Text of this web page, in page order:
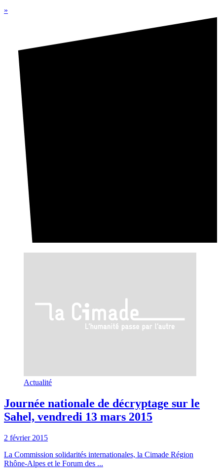
»
Actualité
Journée nationale de décryptage sur le
Sahel, vendredi 13 mars 2015
2 février 2015
La Commission solidarités internationales, la Cimade Région
Rhône-Alpes et le Forum des ...